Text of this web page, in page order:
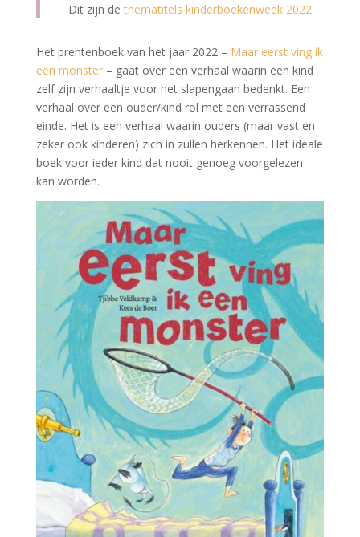
Dit zijn dethematitels kinderboekenweek 2022
Het prentenboek van het jaar 2022 – Maar eerst ving ik
een monster– gaat over een verhaal waarin een kind
zelf zijn verhaaltje voor het slapengaan bedenkt. Een
verhaal over een ouder/kind rol met een verrassend
einde. Het is een verhaal waarin ouders (maar vast en
zeker ook kinderen) zich in zullen herkennen. Het ideale
boek voor ieder kind dat nooit genoeg voorgelezen
kan worden.